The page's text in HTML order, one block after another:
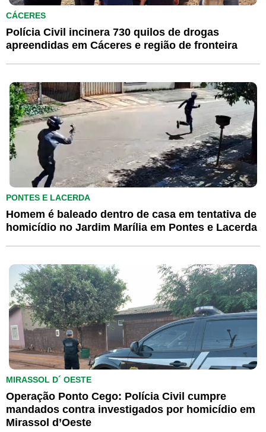
CÁCERES
Polícia Civil incinera 730 quilos de drogas
apreendidas em Cáceres e região de fronteira
PONTES E LACERDA
Homem é baleado dentro de casa em tentativa de
homicídio no Jardim Marília em Pontes e Lacerda
MIRASSOL D´ OESTE
Operação Ponto Cego: Polícia Civil cumpre
mandados contra investigados por homicídio em
Mirassol d’Oeste